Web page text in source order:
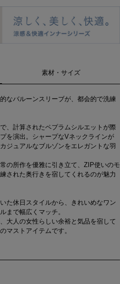
素材・サイズ
なバルーンスリーブが、都会的で洗練
、計算されたペプラムシルエットが際
を演出。シャープなVネックラインが
ジュアルなブルゾンをエレガントな羽
の所作を優雅に引き立て、ZIP使いのモ
された奥行きを宿してくれるのが魅力
た休日スタイルから、きれいめなワン
まで幅広くマッチ。
大人の女性らしい余裕と気品を宿して
マストアイテムです。